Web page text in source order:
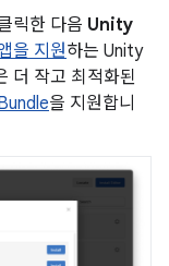
릭한 다음 Unity
을 지원하는 Unity
더 작고 최적화된
을 지원합니